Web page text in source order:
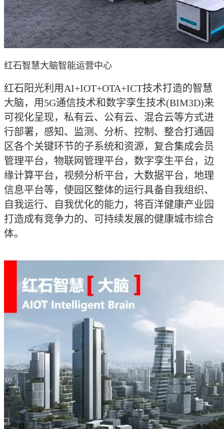
红石智慧大脑智能运营中心
红石阳光利用AI+IOT+OTA+ICT技术打造的智慧
大脑，用5G通信技术和数字孪生技术(BIM3D)来
可视化呈现，私有云、公有云、混合云等方式进
行部署，感知、监测、分析、控制、整合打通园
区各个关键环节的子系统和资源，复合集成会员
管理平台，物联网管理平台，数字孪生平台，边
缘计算平台，视频分析平台，大数据平台，地理
信息平台等，使园区整体的运行具备自我组织、
自我运行、自我优化的能力，将百洋健康产业园
打造成有竞争力的、可持续发展的健康城市综合
体。